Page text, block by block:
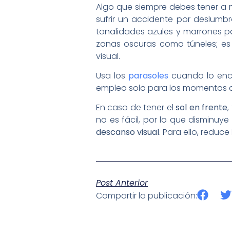
Algo que siempre debes tener
sufrir un accidente por
tonalidades azules y marrones
zonas oscuras como túneles;
visual.
Usa los parasoles cuando lo
empleo solo para los momentos
En caso de tener elsol en frente,
no es fácil, por lo que
descanso visual. Para ello,
Post Anterior
Compartir la publicación: